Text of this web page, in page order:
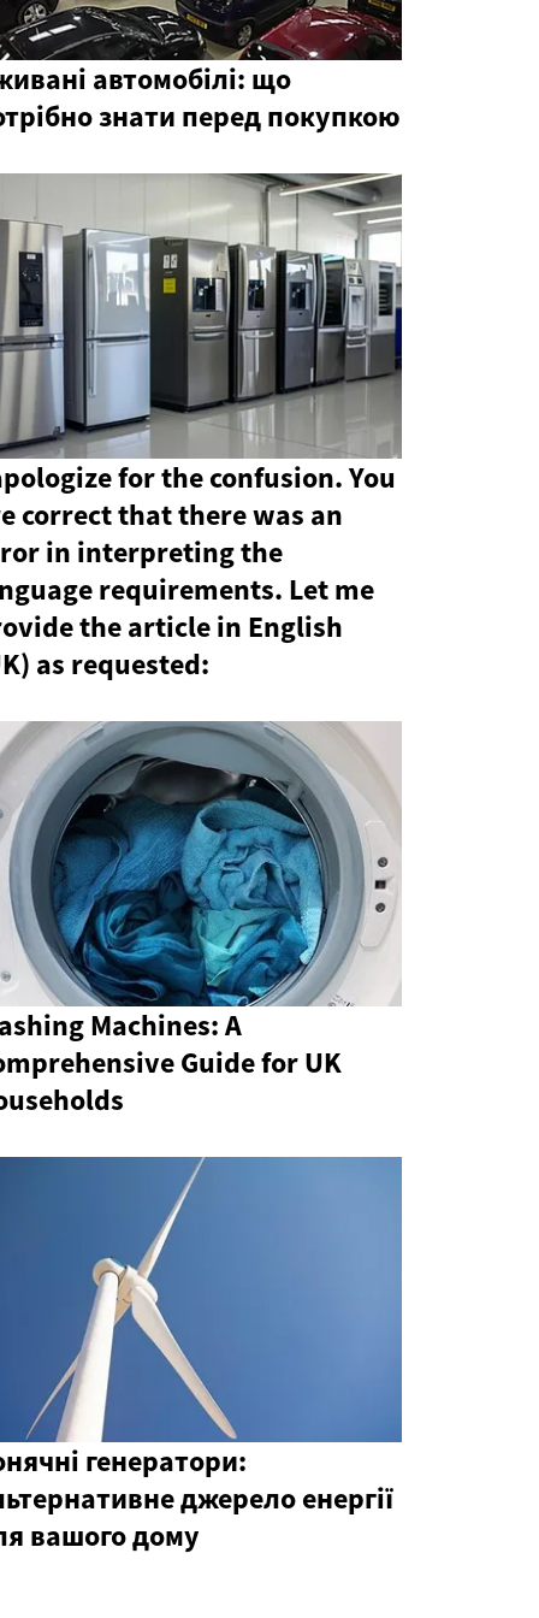
автомобілі: що
знати перед покупкою
for the confusion. You
correct that there was an
in interpreting the
requirements. Let me
the article in English
as requested:
Machines: A
Guide for UK
генератори:
джерело енергії
вашого дому